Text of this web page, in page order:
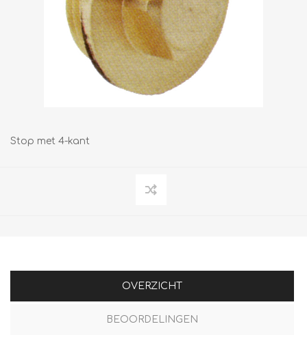
Stop met 4-kant
OVERZICHT
BEOORDELINGEN